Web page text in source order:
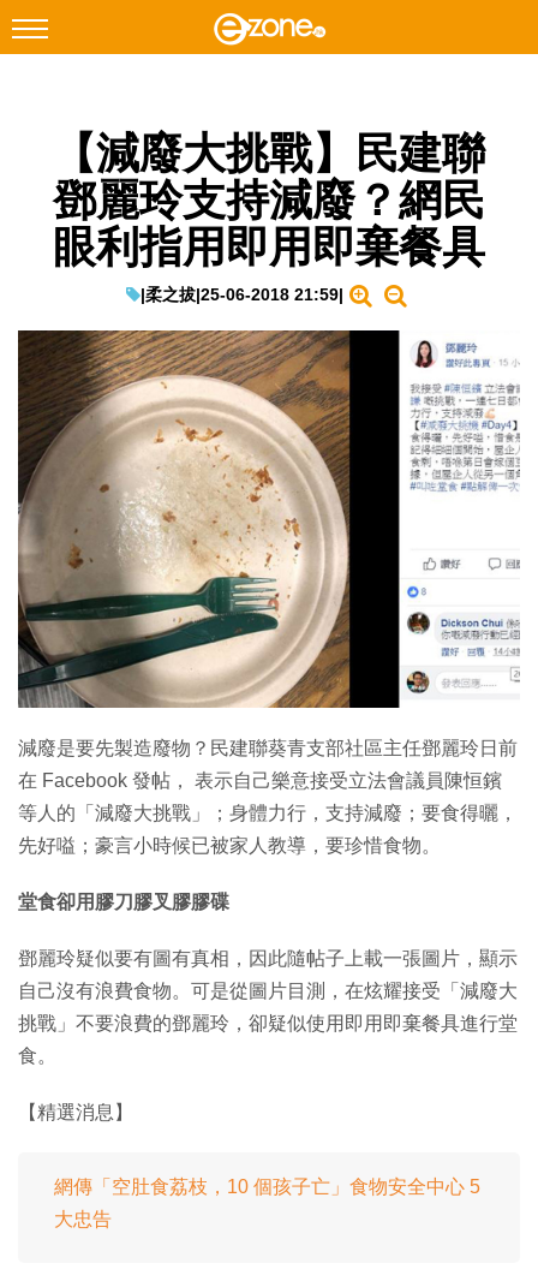
Facebook Instagram
科技焦點
網絡生活
教學評測
EduTech
IT Times
生成式AI與雲端應用
Enterprise Digital Transformation
特集
【減廢大挑戰】民建聯
鄧麗玲支持減廢？網民
眼利指用即用即棄餐具
|柔之拔|25-06-2018 21:59|
減廢是要先製造廢物？民建聯葵青支部社區主任鄧麗玲日前
在 Facebook 發帖， 表示自己樂意接受立法會議員陳恒鑌
等人的「減廢大挑戰」；身體力行，支持減廢；要食得曬，
先好嗌；豪言小時候已被家人教導，要珍惜食物。
堂食卻用膠刀膠叉膠膠碟
鄧麗玲疑似要有圖有真相，因此隨帖子上載一張圖片，顯示
自己沒有浪費食物。可是從圖片目測，在炫耀接受「減廢大
挑戰」不要浪費的鄧麗玲，卻疑似使用即用即棄餐具進行堂
食。
【精選消息】
網傳「空肚食荔枝，10 個孩子亡」食物安全中心 5
大忠告